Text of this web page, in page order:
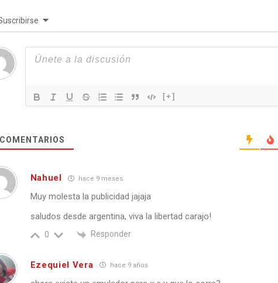
[+]
COMENTARIOS
Nahuel hace 9 meses
Muy molesta la publicidad jajaja
saludos desde argentina, viva la libertad carajo!
0 Responder
Ezequiel Vera hace 9 años